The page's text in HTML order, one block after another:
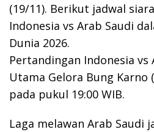
(19/11). Berikut jadwal
Indonesia vs Arab Saudi
Dunia 2026.
Pertandingan Indonesia vs
Utama Gelora Bung Karno
pada pukul 19:00 WIB.
Laga melawan Arab Saudi